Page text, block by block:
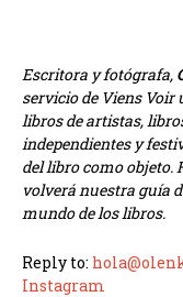
Escritora y fotógrafa,
servicio de Viens Voir
libros de artistas,
independientes y
del libro como objeto.
volverá nuestra guía
mundo de los libros.
Reply to:
Instagram